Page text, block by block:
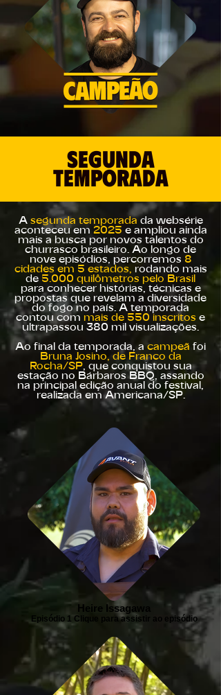
SEGUNDA
temporada
Asegunda temporada da websérie
aconteceu em 2025 e ampliou ainda
mais a busca por novos talentos do
churrasco brasileiro. Ao longo de
nove episódios, percorremos 8
cidades em 5 estados, rodando mais
de 5.000 quilômetros pelo Brasil
para conhecer histórias, técnicas e
propostas que revelam a diversidade
do fogo no país. A temporada
contou com mais de 550 inscritos e
ultrapassou 380 mil visualizações.
Ao final da temporada, a campeã foi
Bruna Josino, de Franco da
Rocha/SP, que conquistou sua
estação no Bárbaros BBQ, assando
na principal edição anual do festival,
realizada em Americana/SP.
Heire Issagawa
Episódio 1 Clique para assistir ao episódio